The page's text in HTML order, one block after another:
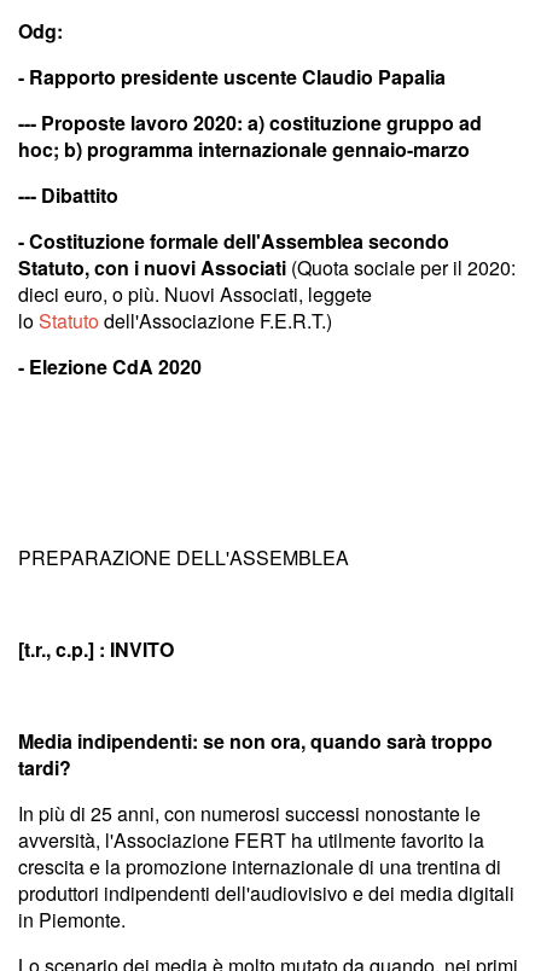
Odg:
- Rapporto presidente uscente Claudio Papalia
--- Proposte lavoro 2020: a) costituzione gruppo ad
hoc; b) programma internazionale gennaio-marzo
--- Dibattito
- Costituzione formale dell'Assemblea secondo
Statuto, con i nuovi Associati (Quota sociale per il 2020:
dieci euro, o più. Nuovi Associati, leggete
loStatutodell'Associazione F.E.R.T.)
- Elezione CdA 2020
PREPARAZIONE DELL'ASSEMBLEA
[t.r., c.p.] : INVITO
Media indipendenti: se non ora, quando sarà troppo
tardi?
In più di 25 anni, con numerosi successi nonostante le
avversità, l'Associazione FERT ha utilmente favorito la
crescita e la promozione internazionale di una trentina di
produttori indipendenti dell'audiovisivo e dei media digitali
in Piemonte.